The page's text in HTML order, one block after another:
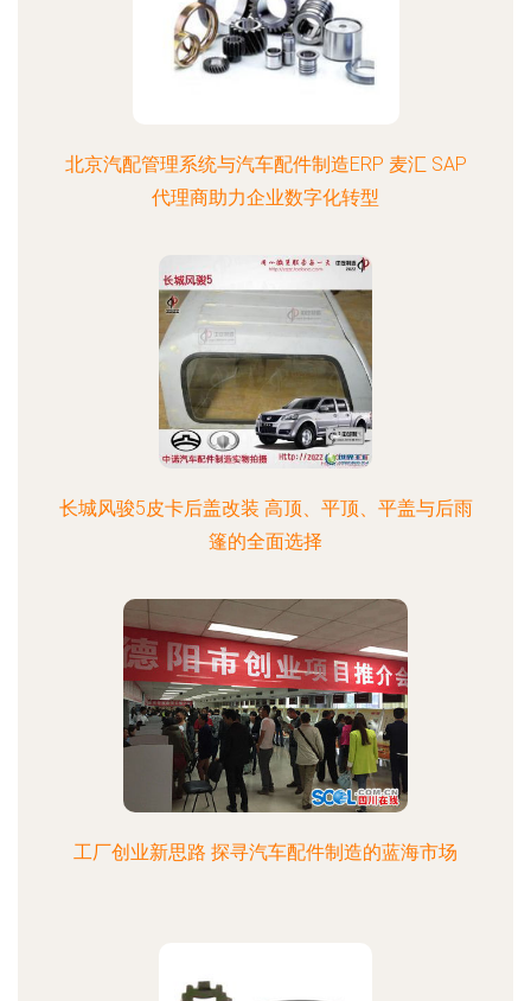
北京汽配管理系统与汽车配件制造ERP 麦汇 SAP
代理商助力企业数字化转型
长城风骏5皮卡后盖改装 高顶、平顶、平盖与后雨
篷的全面选择
工厂创业新思路 探寻汽车配件制造的蓝海市场